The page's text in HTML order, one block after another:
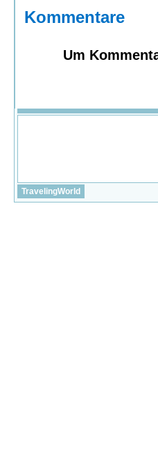
Kommentare
Um
TravelingWorld